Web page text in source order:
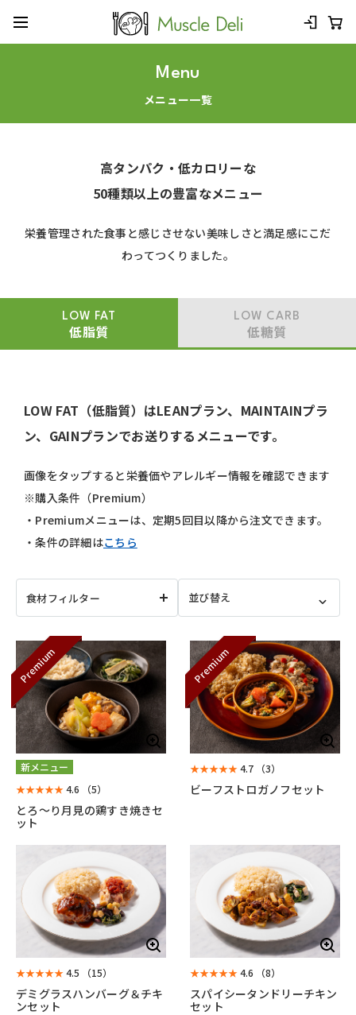
Menu
メニュー一覧
高タンパク・低カロリーな
50種類以上の豊富なメニュー
栄養管理された食事と感じさせない美味しさと満足感にこだ
わってつくりました。
LOW FAT
低脂質
LOW CARB
低糖質
LOW FAT（低脂質）はLEANプラン、MAINTAINプラ
ン、GAINプランでお送りするメニューです。
画像をタップすると栄養価やアレルギー情報を確認できます
※購入条件（Premium）
・Premiumメニューは、定期5回目以降から注文できます。
・条件の詳細はこちら
食材フィルター
Premium
新メニュー
★★★★★4.6 （5）
とろ～り月見の鶏すき焼きセ
ット
Premium
★★★★★4.7 （3）
ビーフストロガノフセット
★★★★★4.5 （15）
デミグラスハンバーグ＆チキ
ンセット
★★★★★4.6 （8）
スパイシータンドリーチキン
セット